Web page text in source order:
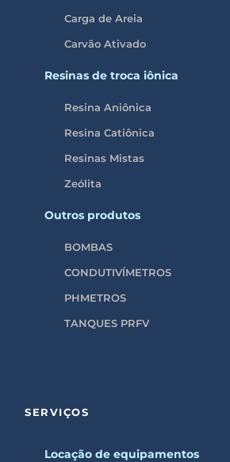
Carga de Areia
Carvão Ativado
Resinas de troca iônica
Resina Aniônica
Resina Catiônica
Resinas Mistas
Zeólita
Outros produtos
BOMBAS
CONDUTIVÍMETROS
PHMETROS
TANQUES PRFV
SERVIÇOS
Locação de equipamentos